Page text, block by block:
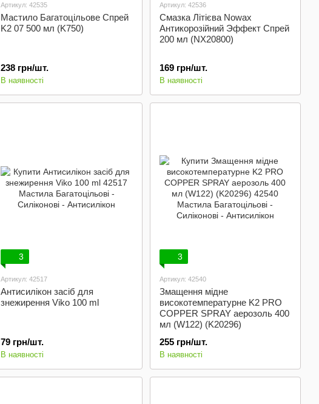
Артикул: 42535
Мастило Багатоцільове Спрей
K2 07 500 мл (K750)
238 грн/шт.
В наявності
Артикул: 42536
Смазка Літієва Nowax
Антикорозійний Эффект Спрей
200 мл (NX20800)
169 грн/шт.
В наявності
3
Артикул: 42517
Антисилікон засіб для
знежирення Viko 100 ml
79 грн/шт.
В наявності
3
Артикул: 42540
Змащення мідне
високотемпературне K2 PRO
COPPER SPRAY аерозоль 400
мл (W122) (K20296)
255 грн/шт.
В наявності